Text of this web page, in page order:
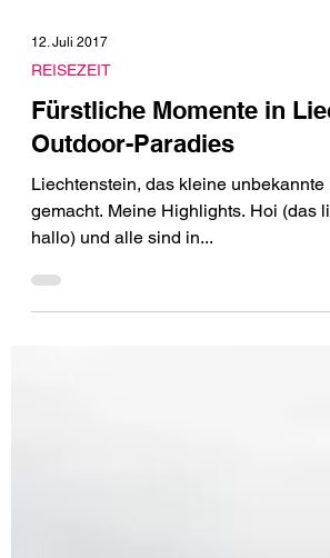
REISEZEIT
Fürstliche Momente in
Outdoor-Paradies
Liechtenstein, das kleine unbekannte
hallo) und alle sind in...